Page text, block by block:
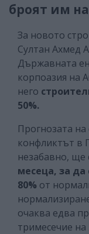
броят им
За новото
Султан Ахмед
Държавната
корпоазия на
него
50%.
Прогнозата
конфликтът в
незабавно, ще
месеца, за да
80% от
очаква едва
тримесечие на